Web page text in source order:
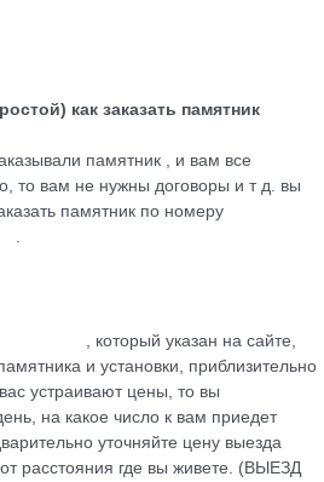
как заказать памятник
памятник , и вам все
то вам не нужны договоры и т д. вы
памятник по номеру
, который указан на сайте,
и установки, приблизительно
устраивают цены, то вы
на какое число к вам приедет
уточняйте цену выезда
расстояния где вы живете. (ВЫЕЗД